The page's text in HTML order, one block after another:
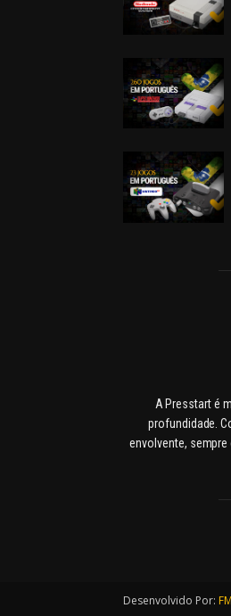
A Presstart é
profundidade.
envolvente,
Desenvolvido Por: